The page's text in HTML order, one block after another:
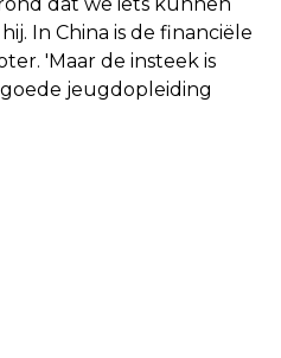
In China is de financiële
'Maar de insteek is
jeugdopleiding